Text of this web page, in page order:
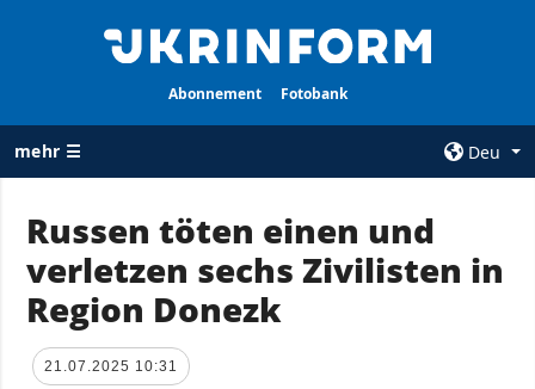
Abonnement Fotobank
mehr ☰
Deu
ALLE
RUBRIKEN
Krieg
Wiederaufbau
AGENTUR
Russen töten einen und
verletzen sechs Zivilisten in
Region Donezk
21.07.2025 10:31